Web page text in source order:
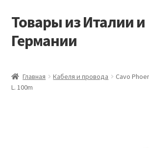
Перейти
навигации
Перейти
содержимому
Товары из Италии и
Германии
Виды доставки
Главная Кабеля и провода
Cavo
L. 100m